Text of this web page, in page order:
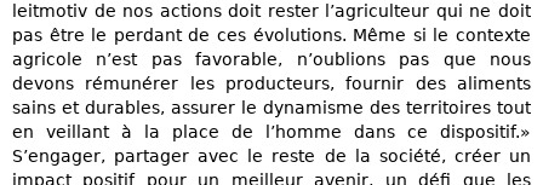
leitmotiv de nos actions doit rester l’agriculteur qui ne doit
pas être le perdant de ces évolutions. Même si le contexte
agricole n’est pas favorable, n’oublions pas que nous
devons rémunérer les producteurs, fournir des aliments
sains et durables, assurer le dynamisme des territoires tout
en veillant à la place de l’homme dans ce dispositif.»
S’engager, partager avec le reste de la société, créer un
impact positif pour un meilleur avenir, un défi que les